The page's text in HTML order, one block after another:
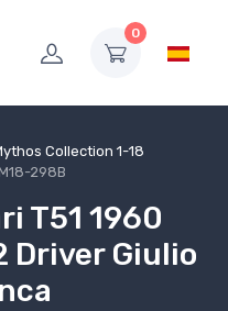
0
Collection 1-18
298B
T51 1960
Driver Giulio